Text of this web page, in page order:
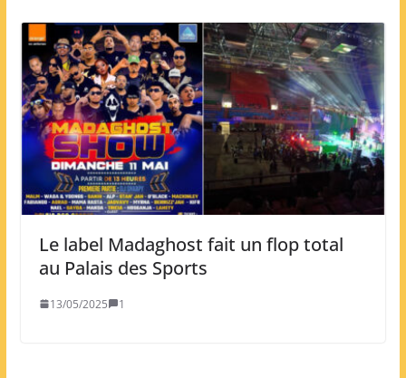
Le label Madaghost fait un flop total
au Palais des Sports
13/05/2025 1